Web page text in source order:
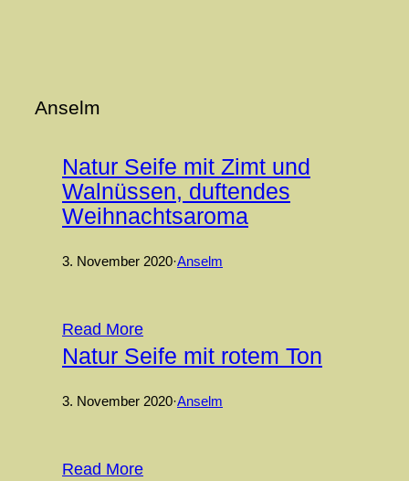
Anselm
Natur Seife mit Zimt und
Walnüssen, duftendes
Weihnachtsaroma
3. November 2020·Anselm
Read More
Natur Seife mit rotem Ton
3. November 2020·Anselm
Read More